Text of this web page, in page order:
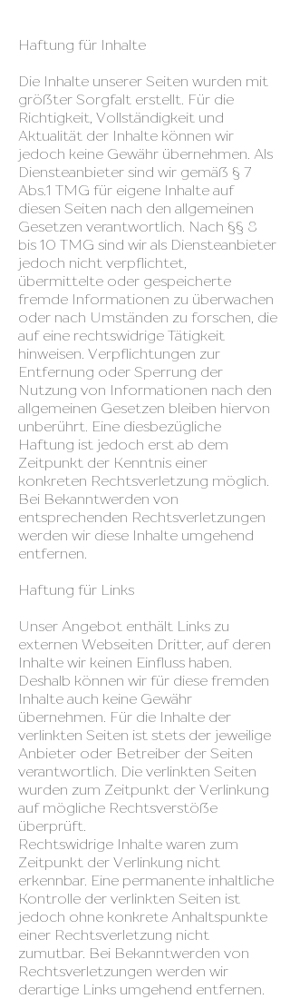
Haftung für Inhalte
Die Inhalte unserer Seiten wurden mit
größter Sorgfalt erstellt. Für die
Richtigkeit, Vollständigkeit und
Aktualität der Inhalte können wir
jedoch keine Gewähr übernehmen. Als
Diensteanbieter sind wir gemäß § 7
Abs.1 TMG für eigene Inhalte auf
diesen Seiten nach den allgemeinen
Gesetzen verantwortlich. Nach §§ 8
bis 10 TMG sind wir als Diensteanbieter
jedoch nicht verpflichtet,
übermittelte oder gespeicherte
fremde Informationen zu überwachen
oder nach Umständen zu forschen, die
auf eine rechtswidrige Tätigkeit
hinweisen. Verpflichtungen zur
Entfernung oder Sperrung der
Nutzung von Informationen nach den
allgemeinen Gesetzen bleiben hiervon
unberührt. Eine diesbezügliche
Haftung ist jedoch erst ab dem
Zeitpunkt der Kenntnis einer
konkreten Rechtsverletzung möglich.
Bei Bekanntwerden von
entsprechenden Rechtsverletzungen
werden wir diese Inhalte umgehend
entfernen.
Haftung für Links
Unser Angebot enthält Links zu
externen Webseiten Dritter, auf deren
Inhalte wir keinen Einfluss haben.
Deshalb können wir für diese fremden
Inhalte auch keine Gewähr
übernehmen. Für die Inhalte der
verlinkten Seiten ist stets der jeweilige
Anbieter oder Betreiber der Seiten
verantwortlich. Die verlinkten Seiten
wurden zum Zeitpunkt der Verlinkung
auf mögliche Rechtsverstöße
überprüft.
Rechtswidrige Inhalte waren zum
Zeitpunkt der Verlinkung nicht
erkennbar. Eine permanente inhaltliche
Kontrolle der verlinkten Seiten ist
jedoch ohne konkrete Anhaltspunkte
einer Rechtsverletzung nicht
zumutbar. Bei Bekanntwerden von
Rechtsverletzungen werden wir
derartige Links umgehend entfernen.